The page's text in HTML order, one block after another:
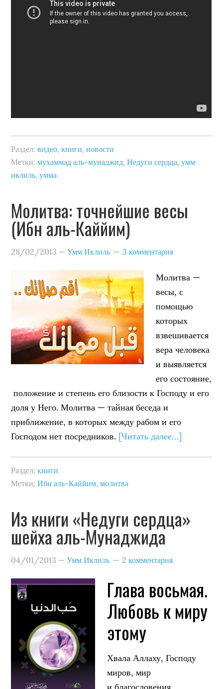
Раздел:видео,книги,новости
Метки:мухаммад аль-мунаджид,Недуги сердца,умм
иклиль,умма
Молитва: точнейшие весы
(Ибн аль-Каййим)
28/02/2013 —Умм Иклиль 3 комментария
Молитва —
весы, с
помощью
которых
взвешивается
вера человека
и выявляется
его состояние,
положение и степень его близости к Господу и его
доля у Него. Молитва — тайная беседа и
приближение, в которых между рабом и его
Господом нет посредников. [Читать далее…]
Раздел:книги
Метки:Ибн аль-Каййим,молитва
Из книги «Недуги сердца»
шейха аль-Мунаджида
04/01/2013 —Умм Иклиль 2 комментария
Глава восьмая.
Любовь к миру
этому
Хвала Аллаху, Господу
миров, мир